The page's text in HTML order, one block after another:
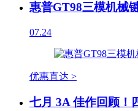
惠普GT98三模机械
07.24
优惠直达 >
七月 3A 佳作回顾！